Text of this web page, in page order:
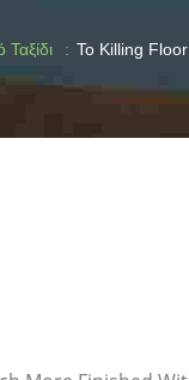
Το Killing Floor